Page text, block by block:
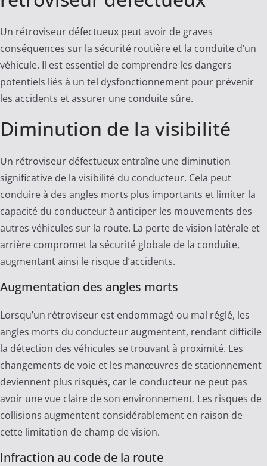
Un rétroviseur défectueux peut avoir de graves
conséquences sur la sécurité routière et la conduite d’un
véhicule. Il est essentiel de comprendre les dangers
potentiels liés à un tel dysfonctionnement pour prévenir
les accidents et assurer une conduite sûre.
Diminution de la visibilité
Un rétroviseur défectueux entraîne une diminution
significative de la visibilité du conducteur. Cela peut
conduire à des angles morts plus importants et limiter la
capacité du conducteur à anticiper les mouvements des
autres véhicules sur la route. La perte de vision latérale et
arrière compromet la sécurité globale de la conduite,
augmentant ainsi le risque d’accidents.
Augmentation des angles morts
Lorsqu’un rétroviseur est endommagé ou mal réglé, les
angles morts du conducteur augmentent, rendant difficile
la détection des véhicules se trouvant à proximité. Les
changements de voie et les manœuvres de stationnement
deviennent plus risqués, car le conducteur ne peut pas
avoir une vue claire de son environnement. Les risques de
collisions augmentent considérablement en raison de
cette limitation de champ de vision.
Infraction au code de la route